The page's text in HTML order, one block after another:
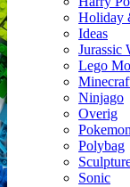
Holiday
Ideas
Jurassic
Lego
Ninjago
Overig
Pokemon
Polybag
Sonic